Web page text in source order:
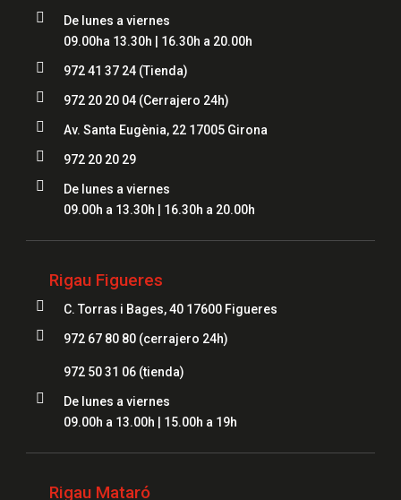

De lunes a viernes
09.00ha 13.30h | 16.30h a 20.00h
 972 41 37 24 (Tienda)
 972 20 20 04(Cerrajero 24h)
 Av. Santa Eugènia, 22 17005 Girona
 972 20 20 29

De lunes a viernes
09.00h a 13.30h | 16.30h a 20.00h
Rigau Figueres
 C. Torras i Bages, 40 17600 Figueres
 972 67 80 80 (cerrajero 24h)
972 50 31 06(tienda)

De lunes a viernes
09.00h a 13.00h | 15.00h a 19h
Rigau Mataró